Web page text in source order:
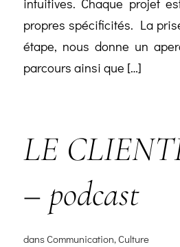
intuitives. Chaque projet
propres spécificités. La
étape, nous donne un
parcours ainsi que […]
LE
– podcast
dansCommunication,Culture